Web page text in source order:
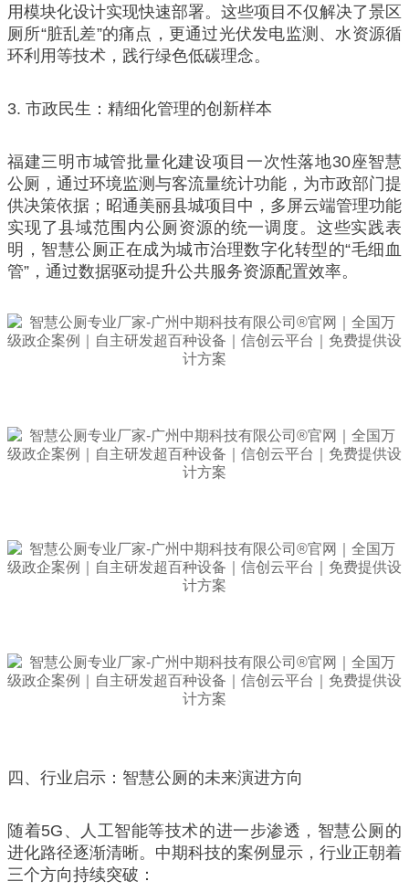
用模块化设计实现快速部署。这些项目不仅解决了景区
厕所“脏乱差”的痛点，更通过光伏发电监测、水资源循
环利用等技术，践行绿色低碳理念。
3. 市政民生：精细化管理的创新样本
福建三明市城管批量化建设项目一次性落地30座智慧
公厕，通过环境监测与客流量统计功能，为市政部门提
供决策依据；昭通美丽县城项目中，多屏云端管理功能
实现了县域范围内公厕资源的统一调度。这些实践表
明，智慧公厕正在成为城市治理数字化转型的“毛细血
管”，通过数据驱动提升公共服务资源配置效率。
四、行业启示：智慧公厕的未来演进方向
随着5G、人工智能等技术的进一步渗透，智慧公厕的
进化路径逐渐清晰。中期科技的案例显示，行业正朝着
三个方向持续突破：